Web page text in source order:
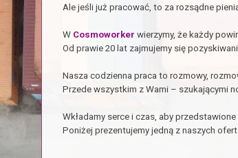
Ale jeśli już pracować, to za rozsądne
W Cosmoworker wierzymy, że każdy
Od prawie 20 lat zajmujemy się
Nasza codzienna praca to rozmowy,
Przede wszystkim z Wami – szukającymi
Wkładamy serce i czas, aby
Poniżej prezentujemy jedną z naszych ofert